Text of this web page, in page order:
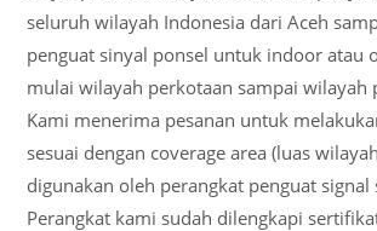
seluruh wilayah Indonesia dari Aceh
penguat sinyal ponsel untuk indoor atau
mulai wilayah perkotaan sampai wilayah
Kami menerima pesanan untuk
sesuai dengan coverage area (luas
digunakan oleh perangkat penguat signal
Perangkat kami sudah dilengkapi